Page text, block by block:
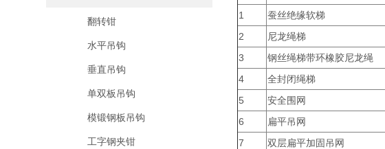
翻转钳
水平吊钩
垂直吊钩
单双板吊钩
模锻钢板吊钩
工字钢夹钳
1
蚕丝绝缘软梯
2
尼龙绳梯
3
钢丝绳梯带环橡胶尼龙绳
4
全封闭绳梯
5
安全围网
6
扁平吊网
7
双层扁平加固吊网